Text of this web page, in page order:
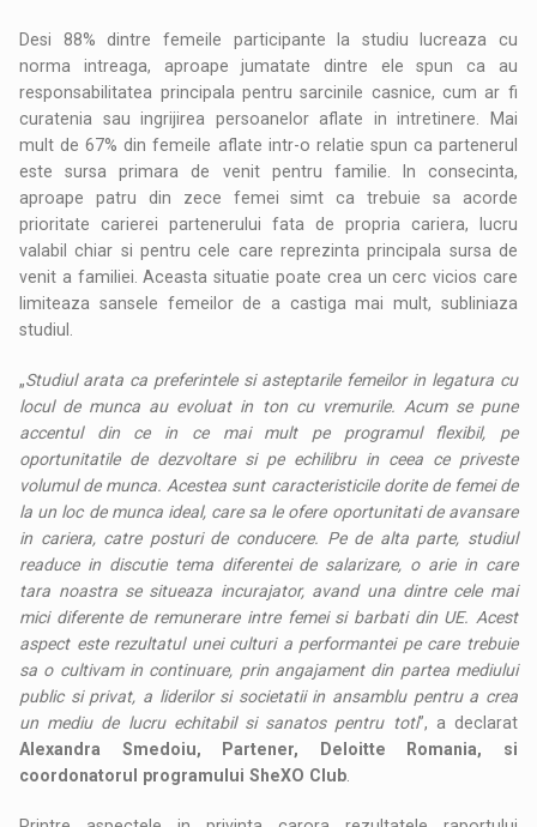
Desi 88% dintre femeile participante la studiu lucreaza cu
norma intreaga, aproape jumatate dintre ele spun ca au
responsabilitatea principala pentru sarcinile casnice, cum ar fi
curatenia sau ingrijirea persoanelor aflate in intretinere. Mai
mult de 67% din femeile aflate intr-o relatie spun ca partenerul
este sursa primara de venit pentru familie. In consecinta,
aproape patru din zece femei simt ca trebuie sa acorde
prioritate carierei partenerului fata de propria cariera, lucru
valabil chiar si pentru cele care reprezinta principala sursa de
venit a familiei. Aceasta situatie poate crea un cerc vicios care
limiteaza sansele femeilor de a castiga mai mult, subliniaza
studiul.
„Studiul arata ca preferintele si asteptarile femeilor in legatura cu
locul de munca au evoluat in ton cu vremurile. Acum se pune
accentul din ce in ce mai mult pe programul flexibil, pe
oportunitatile de dezvoltare si pe echilibru in ceea ce priveste
volumul de munca. Acestea sunt caracteristicile dorite de femei de
la un loc de munca ideal, care sa le ofere oportunitati de avansare
in cariera, catre posturi de conducere. Pe de alta parte, studiul
readuce in discutie tema diferentei de salarizare, o arie in care
tara noastra se situeaza incurajator, avand una dintre cele mai
mici diferente de remunerare intre femei si barbati din UE. Acest
aspect este rezultatul unei culturi a performantei pe care trebuie
sa o cultivam in continuare, prin angajament din partea mediului
public si privat, a liderilor si societatii in ansamblu pentru a crea
un mediu de lucru echitabil si sanatos pentru toti”, a declarat
Alexandra Smedoiu, Partener, Deloitte Romania, si
coordonatorul programului SheXO Club